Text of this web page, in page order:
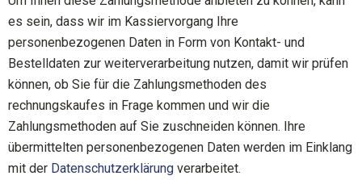
es sein, dass wir im Kassiervorgang Ihre
personenbezogenen Daten in Form von Kontakt- und
Bestelldaten zur weiterverarbeitung nutzen, damit wir prüfen
können, ob Sie für die Zahlungsmethoden des
rechnungskaufes in Frage kommen und wir die
Zahlungsmethoden auf Sie zuschneiden können. Ihre
übermittelten personenbezogenen Daten werden im Einklang
mit der Datenschutzerklärung verarbeitet.